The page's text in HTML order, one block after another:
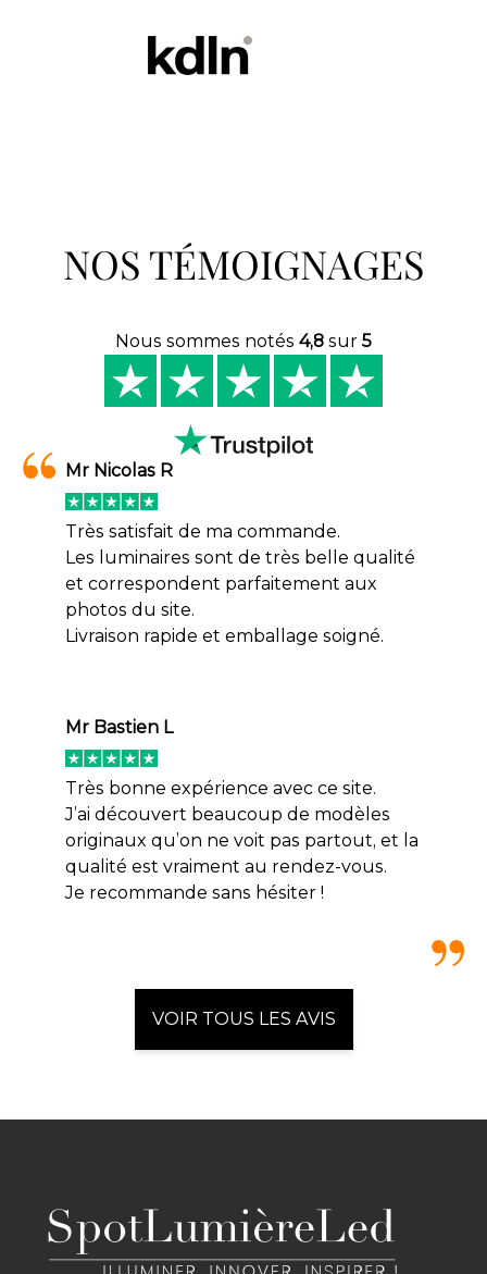
NOS TÉMOIGNAGES
Nous sommes notés 4,8 sur 5
Mr Nicolas R
Très satisfait de ma commande.
Les luminaires sont de très belle qualité
et correspondent parfaitement aux
photos du site.
Livraison rapide et emballage soigné.
Mr Bastien L
Très bonne expérience avec ce site.
J’ai découvert beaucoup de modèles
originaux qu’on ne voit pas partout, et la
qualité est vraiment au rendez-vous.
Je recommande sans hésiter !
VOIR TOUS LES AVIS